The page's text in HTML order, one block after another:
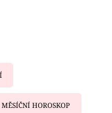
MĚSÍČNÍ HOROSKOP